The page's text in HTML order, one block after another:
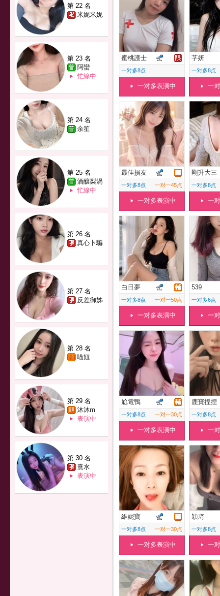
第 22 名
米妮米妮
第 23 名
阿蠻
忙線中
第 24 名
余笙
第 25 名
酒釀梨渦
忙線中
第 26 名
真心卜騙
第 27 名
反差御姊
第 28 名
喵妞
第 29 名
沐沐m
表演中
第 30 名
熹水
表演中
蜜桃護士
一对多8点
一对多表演中
芓妍
一对多8点
一
最佳損友
一对多8点 一对一45点
一对多表演中
剛升大三
一对多8点
一
白日夢
一对多8点 一对一50点
一对多表演中
539
一对多6点
一
尬電鴨
一对多8点 一对一30点
一对多表演中
鹿寶捏捏
一对多8点
一
維妮寶
一对多8点 一对一30点
一对多表演中
穎琦
一对多8点
一